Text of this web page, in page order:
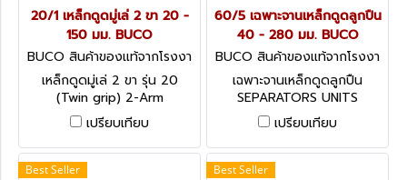
20/1 เหล็กดูดมู่เล่ 2 ขา 20 -
150 มม. BUCO
BUCO สินค้าของแท้จากโรงงา
นผู้ผลิต 20/1
เหล็กดูดมู่เล่ 2 ขา รุ่น 20
(Twin grip) 2-Arm
Mechanical Pullers
เปรียบเทียบ
60/5 เฉพาะจานเหล็กดูดลูกปืน
40 - 280 มม. BUCO
BUCO สินค้าของแท้จากโรงงา
นผู้ผลิต 60/5
เฉพาะจานเหล็กดูดลูกปืน
SEPARATORS UNITS
เปรียบเทียบ
Best Seller Best Seller